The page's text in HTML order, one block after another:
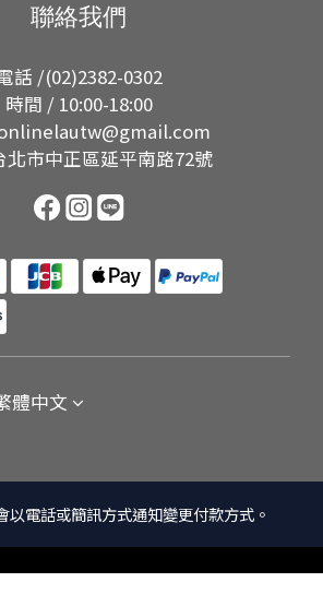
聯絡我們
話 /(02)2382-0302
時間 / 10:00-18:00
市中正區延平南路72號
體中文
以電話或簡訊方式通知變更付款方式。